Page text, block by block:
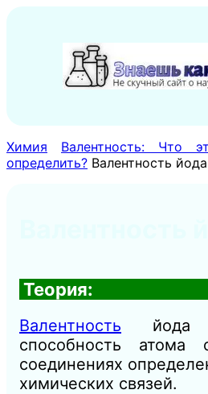
содержимому
Химия
Валентность: Что
определить? Валентность
Теория:
Валентность
способность атома
соединениях
химических связей.